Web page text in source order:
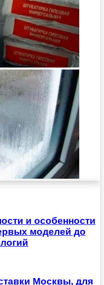
и особенности
моделей до
Москвы, для